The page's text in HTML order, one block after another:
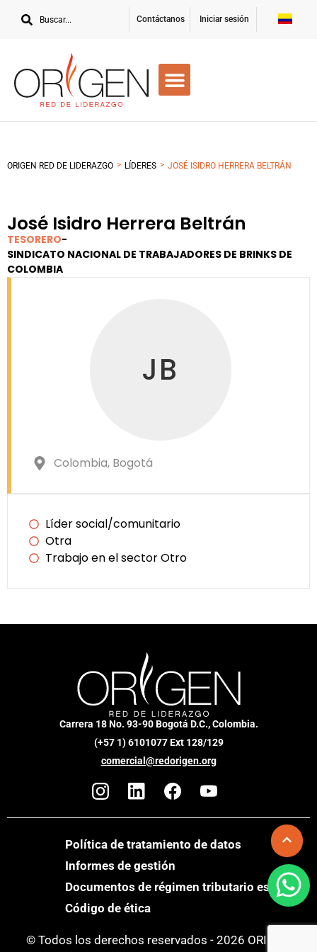
Contáctanos Iniciar sesión
ORIGEN RED DE LIDERAZGO > LÍDERES > JOSÉ ISIDRO HERRERA BELTRÁN
José Isidro Herrera Beltrán
TESORERO-
SINDICATO NACIONAL DE TRABAJADORES DE BRINKS DE
COLOMBIA
JB
Colombia, Bogotá
Líder social/comunitario
Otra
Trabajo en el sector Otro
Carrera 18 No. 93-90 Bogotá D.C., Colombia.
(+57 1) 6101077 Ext 128/129
comercial@redorigen.org
Política de tratamiento de datos
Informes de gestión
Documentos de régimen tributario especial
Código de ética
© Todos los derechos reservados - 2026 ORIGEN